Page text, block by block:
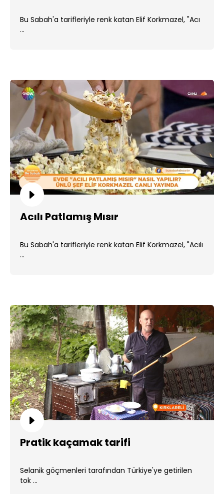
Bu Sabah'a tarifleriyle renk katan Elif Korkmazel, "Acı
...
Acılı Patlamış Mısır
Bu Sabah'a tarifleriyle renk katan Elif Korkmazel, "Acılı
...
Pratik kaçamak tarifi
Selanik göçmenleri tarafından Türkiye'ye getirilen
tok ...